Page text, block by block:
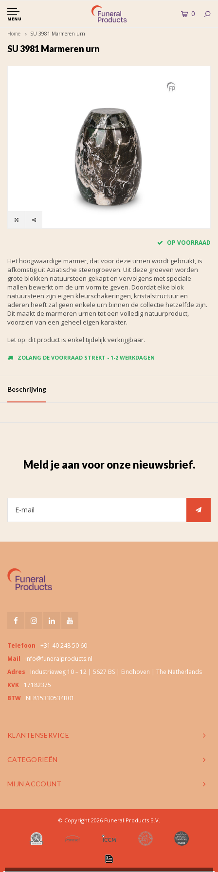
MENU
0
Home SU 3981 Marmeren urn
SU 3981 Marmeren urn
OP VOORRAAD
Het hoogwaardige marmer, dat voor deze urnen wordt gebruikt, is
afkomstig uit Aziatische steengroeven. Uit deze groeven worden
grote blokken natuursteen gekapt en vervolgens met speciale
mallen bewerkt om de urn vorm te geven. Doordat elke blok
natuursteen zijn eigen kleurschakeringen, kristalstructuur en
aderen heeft zal geen enkele urn binnen de collectie hetzelfde zijn.
Dit maakt de marmeren urnen tot een volledig natuurproduct,
voorzien van een geheel eigen karakter.
Let op: dit product is enkel tijdelijk verkrijgbaar.
ZOLANG DE VOORRAAD STREKT - 1-2 WERKDAGEN
Beschrijving
Meld je aan voor onze nieuwsbrief.
Telefoon
+31 40 248 50 60
Mail
info@funeralproducts.nl
Adres
Industrieweg 10 – 12 | 5627 BS | Eindhoven | The Netherlands
KVK
17182375
BTW
NL815330534B01
KLANTENSERVICE
CATEGORIEËN
MIJN ACCOUNT
© Copyright 2026 Funeral Products B.V.